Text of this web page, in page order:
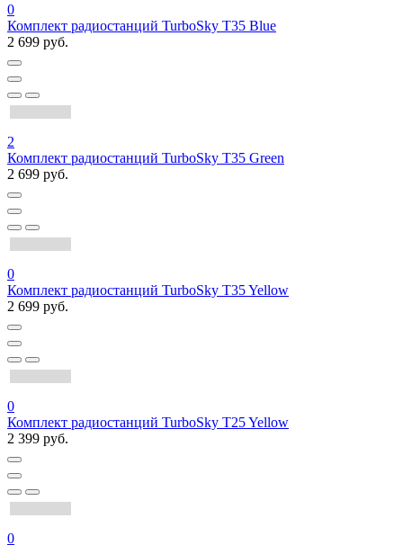
0
Комплект радиостанций TurboSky T35 Blue
2 699 руб.
2
Комплект радиостанций TurboSky T35 Green
2 699 руб.
0
Комплект радиостанций TurboSky T35 Yellow
2 699 руб.
0
Комплект радиостанций TurboSky T25 Yellow
2 399 руб.
0